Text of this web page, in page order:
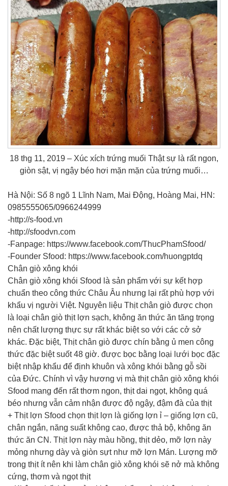
18 thg 11, 2019 – Xúc xích trứng muối Thật sự là rất ngon,
giòn sật, vị ngậy béo hơi mặn mặn của trứng muối…
Hà Nội: Số 8 ngõ 1 Lĩnh Nam, Mai Động, Hoàng Mai, HN:
0985555065/0966244999
-http://s-food.vn
-http://sfoodvn.com
-Fanpage: https://www.facebook.com/ThucPhamSfood/
-Founder Sfood: https://www.facebook.com/huongptdq
Chân giò xông khói
Chân giò xông khói Sfood là sản phẩm với sự kết hợp
chuẩn theo công thức Châu Âu nhưng lại rất phù hợp với
khẩu vị người Việt. Nguyên liệu Thịt chân giò được chọn
là loại chân giò thịt lợn sạch, không ăn thức ăn tăng trọng
nên chất lượng thực sự rất khác biệt so với các cở sở
khác. Đặc biệt, Thịt chân giò được chín bằng ủ men công
thức đặc biệt suốt 48 giờ. được bọc bằng loại lưới bọc đặc
biệt nhập khẩu để định khuôn và xông khói bằng gỗ sồi
của Đức. Chính vì vậy hương vị mà thịt chân giò xông khói
Sfood mang đến rất thơm ngon, thịt dai ngọt, không quá
béo nhưng vẫn cảm nhận được độ ngậy, đậm đà của thịt
+ Thịt lợn Sfood chọn thịt lợn là giống lợn ỉ – giống lợn cũ,
chân ngắn, năng suất không cao, được thả bộ, không ăn
thức ăn CN. Thịt lợn này màu hồng, thịt dẻo, mỡ lợn này
mỏng nhưng dày và giòn sựt như mỡ lợn Mán. Lượng mỡ
trong thịt ít nên khi làm chân giò xông khói sẽ nở mà không
cứng, thơm và ngọt thịt